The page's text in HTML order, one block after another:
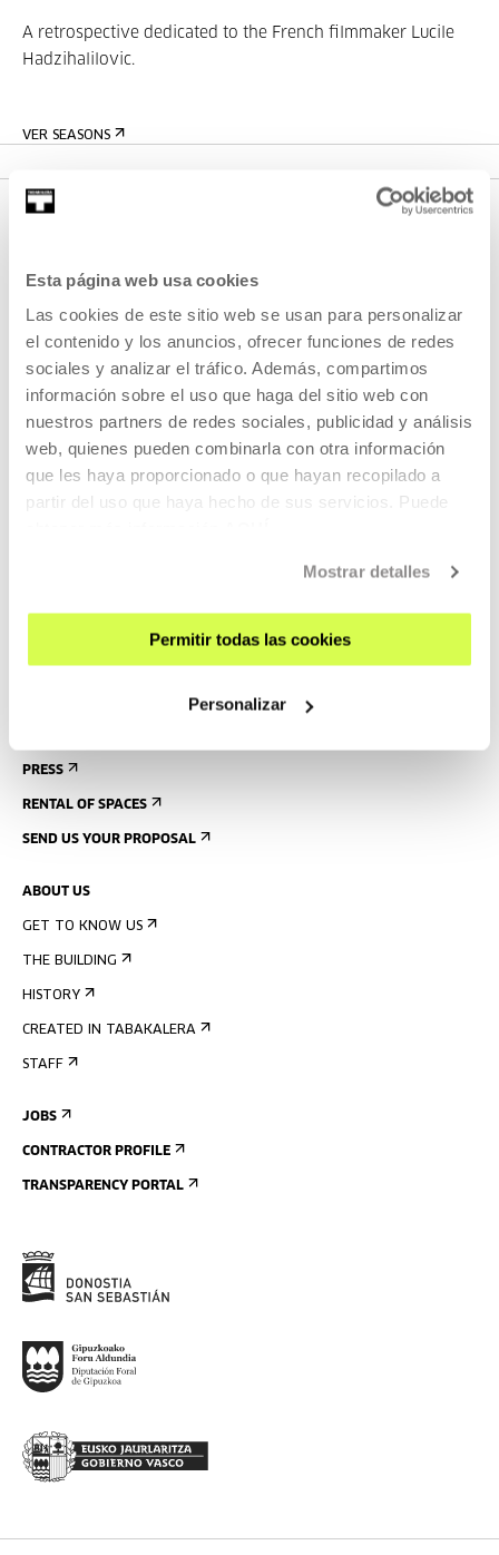
Esta página web usa cookies
Las cookies de este sitio web se usan para personalizar
el contenido y los anuncios, ofrecer funciones de redes
sociales y analizar el tráfico. Además, compartimos
información sobre el uso que haga del sitio web con
nuestros partners de redes sociales, publicidad y análisis
web, quienes pueden combinarla con otra información
que les haya proporcionado o que hayan recopilado a
partir del uso que haya hecho de sus servicios. Puede
Mostrar detalles
Permitir todas las cookies
Personalizar
A retrospective dedicated to the French filmmaker Lucile
Hadzihalilovic.
VER SEASONS
SIGN UP FOR THE NEWSLETTER
UPCOMING EVENTS
VISIT US
ACCOMMODATION
PRESS
RENTAL OF SPACES
SEND US YOUR PROPOSAL
ABOUT US
GET TO KNOW US
THE BUILDING
HISTORY
CREATED IN TABAKALERA
STAFF
JOBS
CONTRACTOR PROFILE
TRANSPARENCY PORTAL